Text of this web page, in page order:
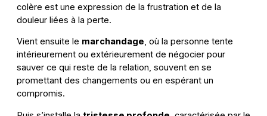
colère est une expression de la frustration et de la
douleur liées à la perte.
Vient ensuite le marchandage, où la personne tente
intérieurement ou extérieurement de négocier pour
sauver ce qui reste de la relation, souvent en se
promettant des changements ou en espérant un
compromis.